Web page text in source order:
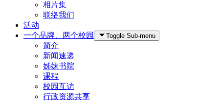
相片集
联络我们
活动
一个品牌、两个校园
Toggle Sub-menu
简介
新闻速递
姊妹书院
课程
校园互访
行政资源共享